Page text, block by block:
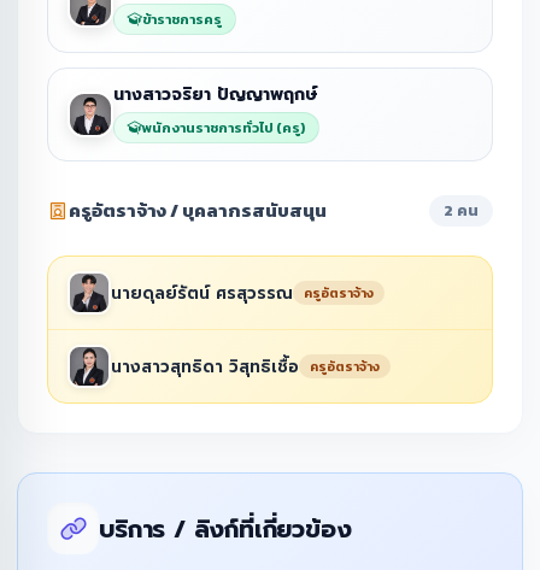
ข้าราชการครู
นางสาวจริยา ปัญญาพฤกษ์
พนักงานราชการทั่วไป (ครู)
ครูอัตราจ้าง / บุคลากรสนับสนุน 2 คน
นายดุลย์รัตน์ ศรสุวรรณ ครูอัตราจ้าง
นางสาวสุทธิดา วิสุทธิเชื้อ ครูอัตราจ้าง
บริการ / ลิงก์ที่เกี่ยวข้อง